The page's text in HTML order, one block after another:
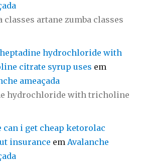
classes artane zumba classes
hydrochloride with
citrate syrup uses em
ameaçada
hydrochloride with tricholine
can i get cheap ketorolac
insurance em Avalanche